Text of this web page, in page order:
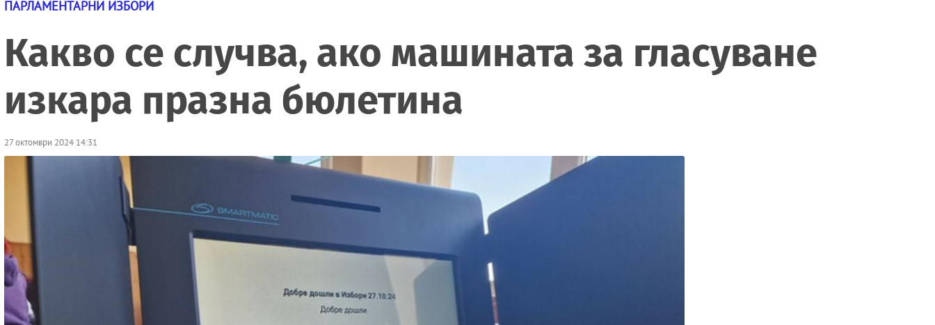
ПАРЛАМЕНТАРНИ ИЗБОРИ
Какво се случва, ако машината за гласуване
изкара празна бюлетина
27 октомври 2024 14:31